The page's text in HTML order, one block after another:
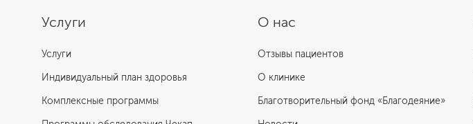
О нас
Отзывы пациентов
О клинике
Благотворительный фонд «Благодеяние»
Услуги
Услуги
Индивидуальный план здоровья
Комплексные программы